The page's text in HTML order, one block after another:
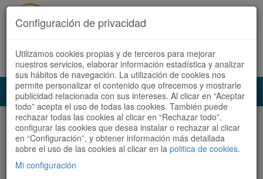
Acceder Registrate ahora Español | Català
Audioruta Todas las rutas
Todas las rutas Ordenar por:Más recientes
Configuración de privacidad
Utilizamos cookies propias y de terceros para mejorar
nuestros servicios, elaborar información estadística y analizar
sus hábitos de navegación. La utilización de cookies nos
permite personalizar el contenido que ofrecemos y mostrarle
publicidad relacionada con sus intereses. Al clicar en “Aceptar
todo” acepta el uso de todas las cookies. También puede
rechazar todas las cookies al clicar en “Rechazar todo”,
configurar las cookies que desea instalar o rechazar al clicar
en “Configuración”, y obtener información más detallada
sobre el uso de las cookies al clicar en la politica de cookies.
Mi configuración